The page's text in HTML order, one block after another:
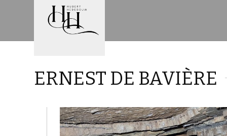
ERNEST DE BAVIÈRE